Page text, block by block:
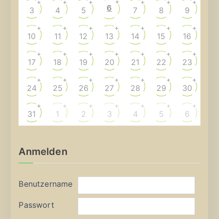
3
+
4
+
5
+
6 7
+
8
+
9
+
10
+
11
+
12
+
13
+
14
+
15
+
16
+
17
+
18
+
19
+
20
+
21
+
22
+
23
+
24
+
25
+
26
+
27
+
28
+
29
+
30
+
31
+
1
+
2
+
3
+
4
+
5
+
6
+
Anmelden
Benutzername
Passwort